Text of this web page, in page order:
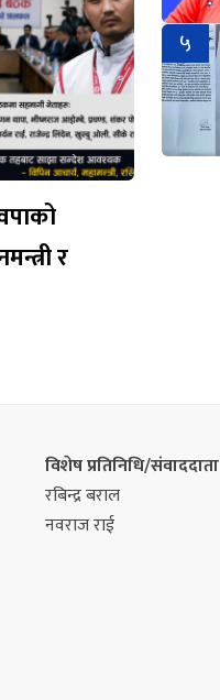
र
५
विशेष प्रतिनिधि/संवाददाता
रबिन्द्र बराल
नवराज राई